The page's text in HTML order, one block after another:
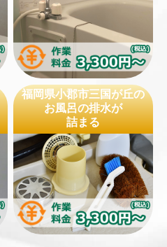
福岡県小郡市三国が丘の
お風呂の排水が
詰まる